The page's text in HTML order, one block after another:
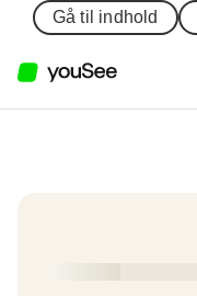
Gå til indhold